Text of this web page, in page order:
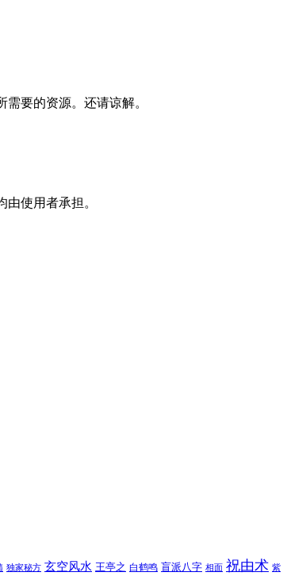
要的资源。还请谅解。
使用者承担。
独家秘方 玄空风水 王亭之 白鹤鸣 盲派八字 相面 祝由术 紫